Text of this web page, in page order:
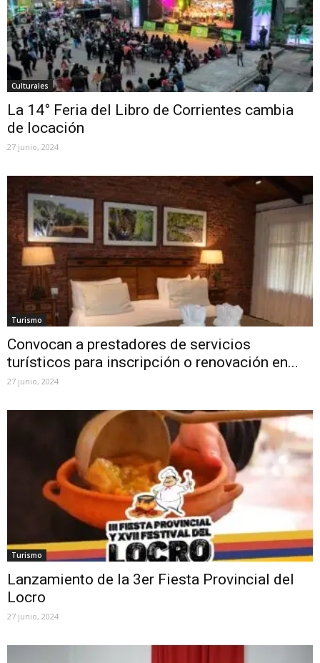
Culturales
La 14° Feria del Libro de Corrientes cambia
de locación
27 junio, 2024
Turismo
Convocan a prestadores de servicios
turísticos para inscripción o renovación en...
27 junio, 2024
Turismo
Lanzamiento de la 3er Fiesta Provincial del
Locro
27 junio, 2024